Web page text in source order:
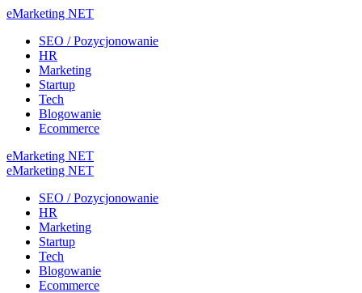
eMarketing NET
SEO / Pozycjonowanie
HR
Marketing
Startup
Tech
Blogowanie
Ecommerce
eMarketing NET
eMarketing NET
SEO / Pozycjonowanie
HR
Marketing
Startup
Tech
Blogowanie
Ecommerce